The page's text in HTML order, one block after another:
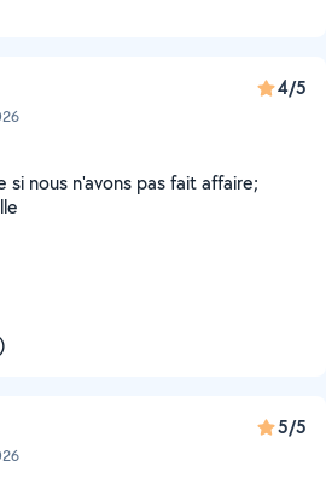
4/5
nous n'avons pas fait affaire;
5/5